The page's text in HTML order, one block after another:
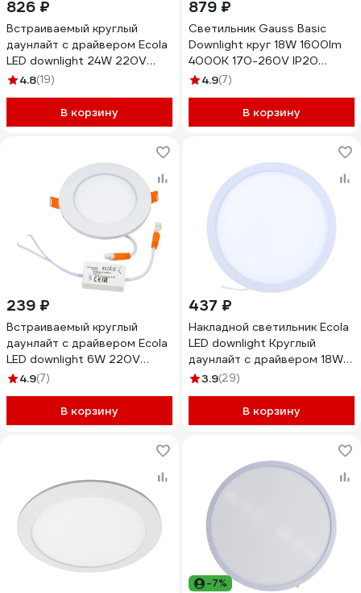
826 ₽
Встраиваемый круглый
даунлайт с драйвером Ecola
LED downlight 24W 220V
4200K 300x20 DRRV24ELC
4.8(19)
В корзину
879 ₽
Светильник Gauss Basic
Downlight круг 18W 1600lm
4000K 170-260V IP20
170x26 белый LED
4.9(7)
В корзину
239 ₽
Встраиваемый круглый
даунлайт с драйвером Ecola
LED downlight 6W 220V
6500K 120x20 DRRD60ELC
4.9(7)
В корзину
437 ₽
Накладной светильник Ecola
LED downlight Круглый
даунлайт с драйвером 18W
220V 4200K 210x32
3.9(29)
В корзину
-7%